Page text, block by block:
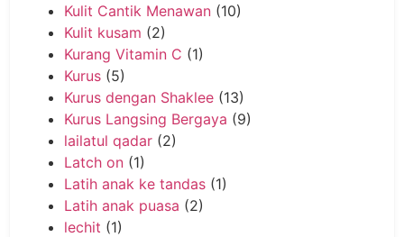
Kulit Cantik Menawan (10)
Kulit kusam (2)
Kurang Vitamin C (1)
Kurus (5)
Kurus dengan Shaklee (13)
Kurus Langsing Bergaya (9)
lailatul qadar (2)
Latch on (1)
Latih anak ke tandas (1)
Latih anak puasa (2)
lechit (1)